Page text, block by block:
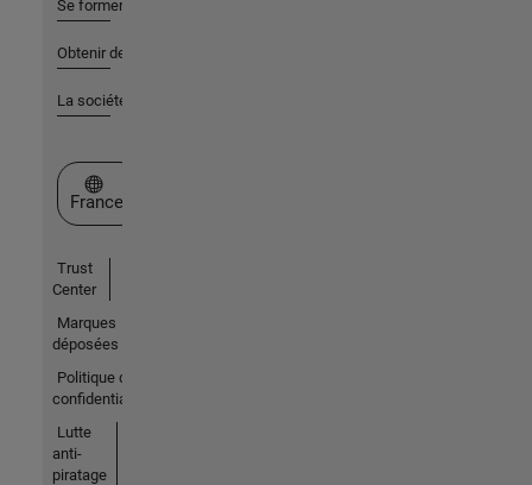
Se former
Obtenir de l'aide
La société
Sélectionner un site web
France
Trust
Center
Marques
déposées
Politique de
confidentialité
Lutte
anti-
piratage